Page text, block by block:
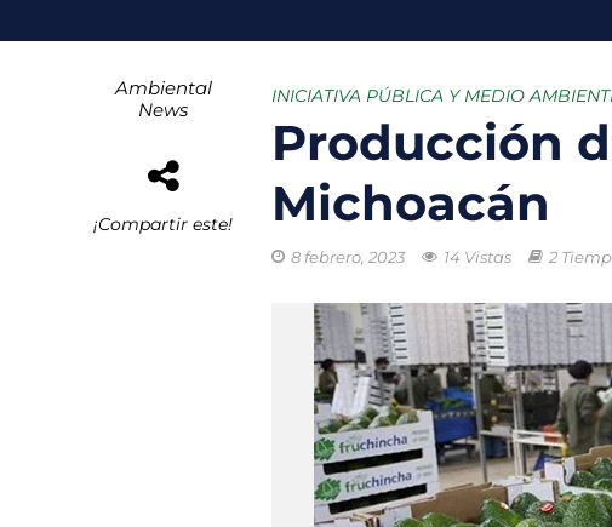
Parques urbanos:
El buque híbrido
Transporte eléctrico en
Arrecifes de coral
Reformas
Chile promueve
Startups de reciclaje,
Ambiental
News
¡Compartir este!
INICIATIVA PÚBLICA Y MEDIO
Producción
Michoacán
8 febrero, 2023 14 Vistas 2